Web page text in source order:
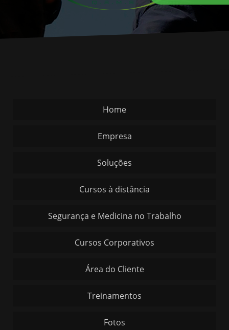
Home
Empresa
Soluções
Cursos à distância
Segurança e Medicina no Trabalho
Cursos Corporativos
Área do Cliente
Treinamentos
Fotos